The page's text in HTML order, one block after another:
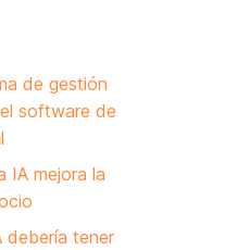
de gestión
software de
IA mejora la
debería tener